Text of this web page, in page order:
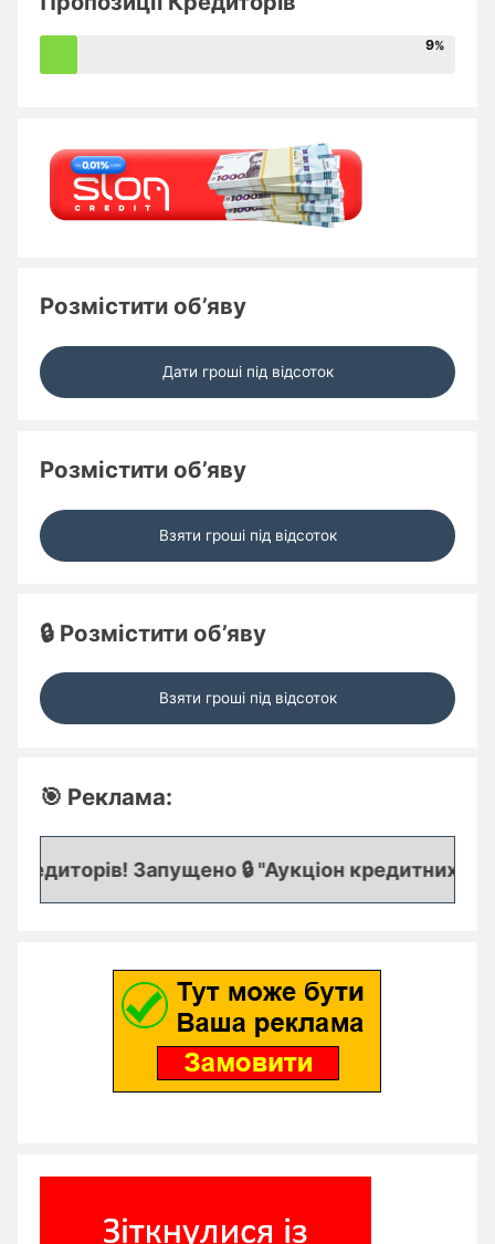
9
Розмістити об’яву
Дати гроші під відсоток
Розмістити об’яву
Взяти гроші під відсоток
🔒 Розмістити об’яву
Взяти гроші під відсоток
🎯 Реклама:
Запущено 🔒 "Аукціон кредитних